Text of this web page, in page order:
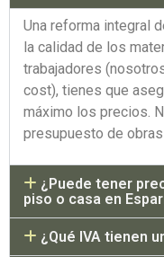
Una reforma integral
la calidad de los
trabajadores
cost), tienes que
máximo los precios.
presupuesto de
¿Puede tener
piso o casa en
¿Qué IVA tienen